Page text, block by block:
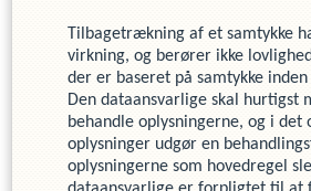
Tilbagetrækning af et samtykke
virkning, og berører ikke
der er baseret på samtykke
Den dataansvarlige skal hurtigst
behandle oplysningerne, og i det
oplysninger udgør en
oplysningerne som hovedregel